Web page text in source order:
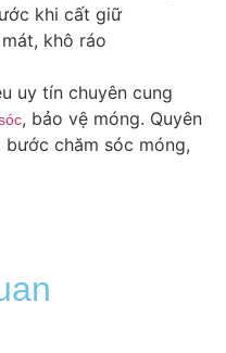
khi cất giữ
khô ráo
uy tín chuyên cung
, bảo vệ móng. Quyên
chăm sóc móng,